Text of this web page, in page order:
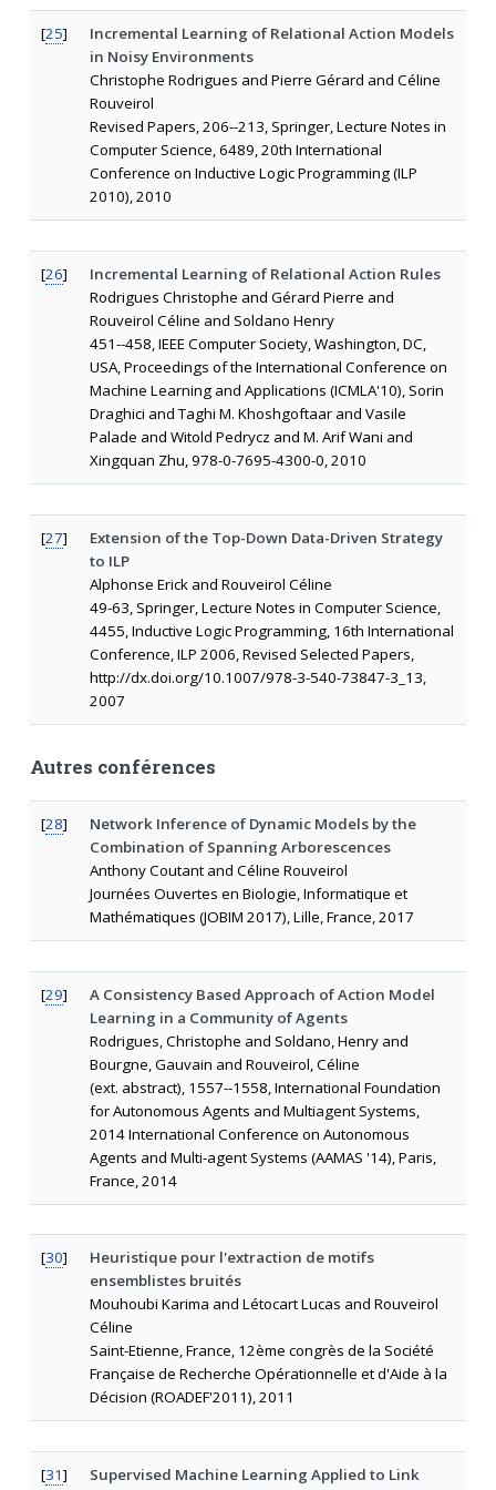
[25]
Incremental Learning of Relational Action Models
in Noisy Environments
Christophe Rodrigues and Pierre Gérard and Céline
Rouveirol
Revised Papers, 206--213, Springer, Lecture Notes in
Computer Science, 6489, 20th International
Conference on Inductive Logic Programming (ILP
2010), 2010
[26]
Incremental Learning of Relational Action Rules
Rodrigues Christophe and Gérard Pierre and
Rouveirol Céline and Soldano Henry
451--458, IEEE Computer Society, Washington, DC,
USA, Proceedings of the International Conference on
Machine Learning and Applications (ICMLA'10), Sorin
Draghici and Taghi M. Khoshgoftaar and Vasile
Palade and Witold Pedrycz and M. Arif Wani and
Xingquan Zhu, 978-0-7695-4300-0, 2010
[27]
Extension of the Top-Down Data-Driven Strategy
to ILP
Alphonse Erick and Rouveirol Céline
49-63, Springer, Lecture Notes in Computer Science,
4455, Inductive Logic Programming, 16th International
Conference, ILP 2006, Revised Selected Papers,
http://dx.doi.org/10.1007/978-3-540-73847-3_13,
2007
Autres conférences
[28]
Network Inference of Dynamic Models by the
Combination of Spanning Arborescences
Anthony Coutant and Céline Rouveirol
Journées Ouvertes en Biologie, Informatique et
Mathématiques (JOBIM 2017), Lille, France, 2017
[29]
A Consistency Based Approach of Action Model
Learning in a Community of Agents
Rodrigues, Christophe and Soldano, Henry and
Bourgne, Gauvain and Rouveirol, Céline
(ext. abstract), 1557--1558, International Foundation
for Autonomous Agents and Multiagent Systems,
2014 International Conference on Autonomous
Agents and Multi-agent Systems (AAMAS '14), Paris,
France, 2014
[30]
Heuristique pour l'extraction de motifs
ensemblistes bruités
Mouhoubi Karima and Létocart Lucas and Rouveirol
Céline
Saint-Etienne, France, 12ème congrès de la Société
Française de Recherche Opérationnelle et d'Aide à la
Décision (ROADEF'2011), 2011
[31]
Supervised Machine Learning Applied to Link